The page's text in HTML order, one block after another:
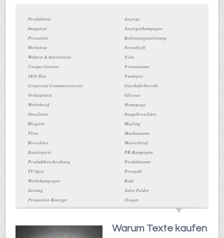
Produkttext
Imagetext
Pressetext
Werbetext
Webtext & Internettext
Unique Content
SEO-Text
Corporate Communications
Verkaufstext
Werbebrief
Newsletter
Blogtext
Flyer
Broschüre
Katalogtext
Produktbeschreibung
TV-Spot
Werbekampagne
Zeitung
Promotion-Konzept
Anzeige
Anzeigenkampagne
Bedienungsanleitung
Festschrift
Film
Firmenname
Funkspot
Geschäftsbericht
Glossar
Homepage
Imagebroschüre
Mailing
Markenname
Musterbrief
PR-Kampagne
Produktname
Prospekt
Rede
Sales Folder
Slogan
Warum Texte kaufen